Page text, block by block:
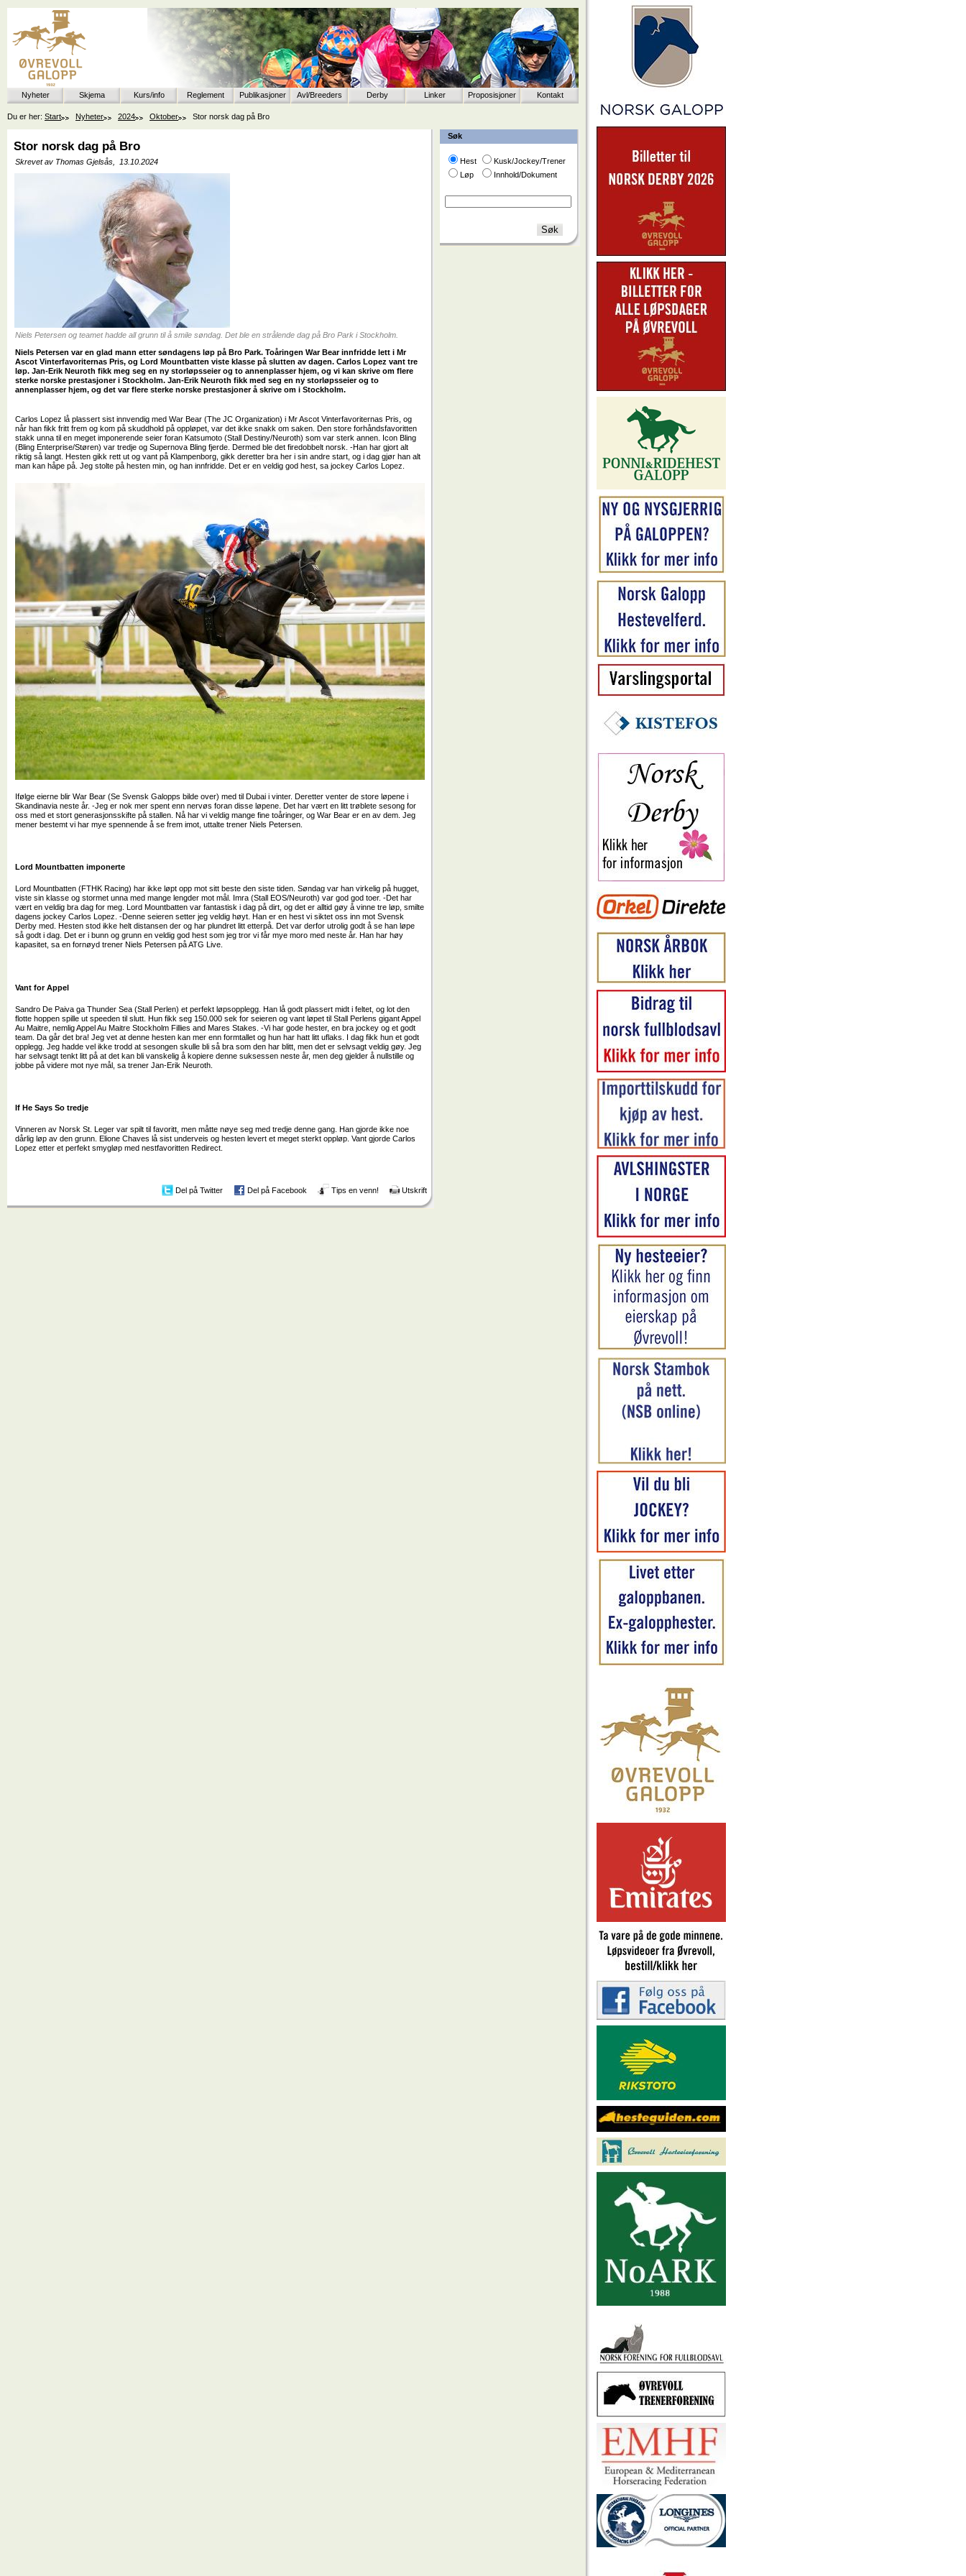
Nyheter Skjema Kurs/info Reglement Publikasjoner Avl/Breeders Derby Linker Proposisjoner Kontakt
Du er her: Start Nyheter 2024 Oktober Stor norsk dag på Bro
Søk
Hest
Kusk/Jockey/Trener
Løp
Innhold/Dokument
Stor norsk dag på Bro
Skrevet av Thomas Gjelsås, 13.10.2024
Niels Petersen og teamet hadde all grunn til å smile søndag. Det ble en strålende dag på Bro Park i Stockholm.
Niels Petersen var en glad mann etter søndagens løp på Bro Park. Toåringen War Bear innfridde lett i Mr
Ascot Vinterfavoriternas Pris, og Lord Mountbatten viste klasse på slutten av dagen. Carlos Lopez vant tre
løp. Jan-Erik Neuroth fikk meg seg en ny storløpsseier og to annenplasser hjem, og vi kan skrive om flere
sterke norske prestasjoner i Stockholm. Jan-Erik Neuroth fikk med seg en ny storløpsseier og to
annenplasser hjem, og det var flere sterke norske prestasjoner å skrive om i Stockholm.
Carlos Lopez lå plassert sist innvendig med War Bear (The JC Organization) i Mr Ascot Vinterfavoriternas Pris, og
når han fikk fritt frem og kom på skuddhold på oppløpet, var det ikke snakk om saken. Den store forhåndsfavoritten
stakk unna til en meget imponerende seier foran Katsumoto (Stall Destiny/Neuroth) som var sterk annen. Icon Bling
(Bling Enterprise/Støren) var tredje og Supernova Bling fjerde. Dermed ble det firedobbelt norsk. -Han har gjort alt
riktig så langt. Hesten gikk rett ut og vant på Klampenborg, gikk deretter bra her i sin andre start, og i dag gjør han alt
man kan håpe på. Jeg stolte på hesten min, og han innfridde. Det er en veldig god hest, sa jockey Carlos Lopez.
Ifølge eierne blir War Bear (Se Svensk Galopps bilde over) med til Dubai i vinter. Deretter venter de store løpene i
Skandinavia neste år. -Jeg er nok mer spent enn nervøs foran disse løpene. Det har vært en litt trøblete sesong for
oss med et stort generasjonsskifte på stallen. Nå har vi veldig mange fine toåringer, og War Bear er en av dem. Jeg
mener bestemt vi har mye spennende å se frem imot, uttalte trener Niels Petersen.
Lord Mountbatten imponerte
Lord Mountbatten (FTHK Racing) har ikke løpt opp mot sitt beste den siste tiden. Søndag var han virkelig på hugget,
viste sin klasse og stormet unna med mange lengder mot mål. Imra (Stall EOS/Neuroth) var god god toer. -Det har
vært en veldig bra dag for meg. Lord Mountbatten var fantastisk i dag på dirt, og det er alltid gøy å vinne tre løp, smilte
dagens jockey Carlos Lopez. -Denne seieren setter jeg veldig høyt. Han er en hest vi siktet oss inn mot Svensk
Derby med. Hesten stod ikke helt distansen der og har plundret litt etterpå. Det var derfor utrolig godt å se han løpe
så godt i dag. Det er i bunn og grunn en veldig god hest som jeg tror vi får mye moro med neste år. Han har høy
kapasitet, sa en fornøyd trener Niels Petersen på ATG Live.
Vant for Appel
Sandro De Paiva ga Thunder Sea (Stall Perlen) et perfekt løpsopplegg. Han lå godt plassert midt i feltet, og lot den
flotte hoppen spille ut speeden til slutt. Hun fikk seg 150.000 sek for seieren og vant løpet til Stall Perlens gigant Appel
Au Maitre, nemlig Appel Au Maitre Stockholm Fillies and Mares Stakes. -Vi har gode hester, en bra jockey og et godt
team. Da går det bra! Jeg vet at denne hesten kan mer enn formtallet og hun har hatt litt uflaks. I dag fikk hun et godt
opplegg. Jeg hadde vel ikke trodd at sesongen skulle bli så bra som den har blitt, men det er selvsagt veldig gøy. Jeg
har selvsagt tenkt litt på at det kan bli vanskelig å kopiere denne suksessen neste år, men deg gjelder å nullstille og
jobbe på videre mot nye mål, sa trener Jan-Erik Neuroth.
If He Says So tredje
Vinneren av Norsk St. Leger var spilt til favoritt, men måtte nøye seg med tredje denne gang. Han gjorde ikke noe
dårlig løp av den grunn. Elione Chaves lå sist underveis og hesten levert et meget sterkt oppløp. Vant gjorde Carlos
Lopez etter et perfekt smygløp med nestfavoritten Redirect.
Del på Twitter Del på Facebook Tips en venn! Utskrift